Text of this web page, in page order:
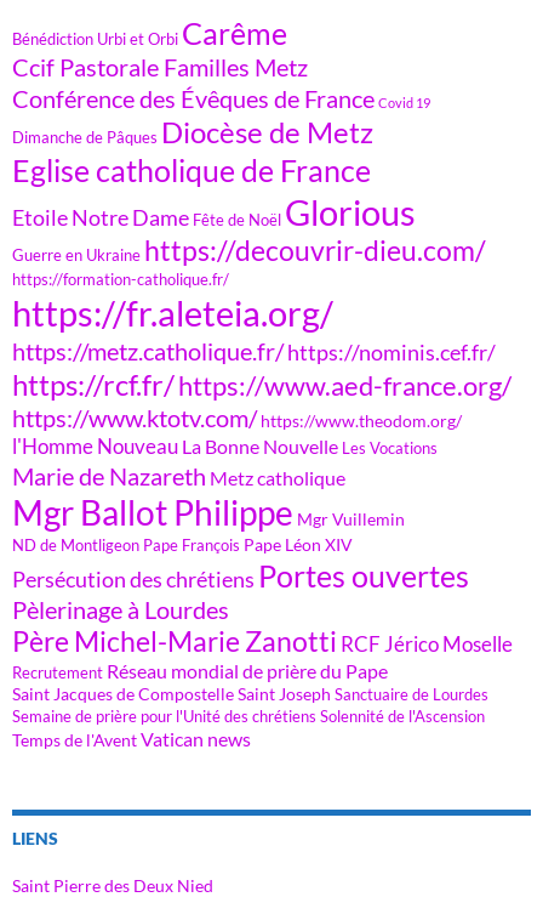
Bénédiction Urbi et Orbi Carême
Ccif Pastorale Familles Metz
Conférence des Évêques de France Covid 19
Dimanche de Pâques Diocèse de Metz
Eglise catholique de France
Etoile Notre Dame Fête de Noël Glorious
Guerre en Ukraine https://decouvrir-dieu.com/
https://formation-catholique.fr/
https://fr.aleteia.org/
https://metz.catholique.fr/https://nominis.cef.fr/
https://rcf.fr/https://www.aed-france.org/
https://www.ktotv.com/ https://www.theodom.org/
l'Homme Nouveau La Bonne Nouvelle Les Vocations
Marie de Nazareth Metz catholique
Mgr Ballot Philippe Mgr Vuillemin
ND de Montligeon Pape François Pape Léon XIV
Persécution des chrétiens Portes ouvertes
Pèlerinage à Lourdes
Père Michel-Marie Zanotti RCF Jérico Moselle
Recrutement Réseau mondial de prière du Pape
Saint Jacques de CompostelleSaint Joseph Sanctuaire de Lourdes
Semaine de prière pour l'Unité des chrétiens Solennité de l'Ascension
Temps de l'AventVatican news
LIENS
Saint Pierre des Deux Nied